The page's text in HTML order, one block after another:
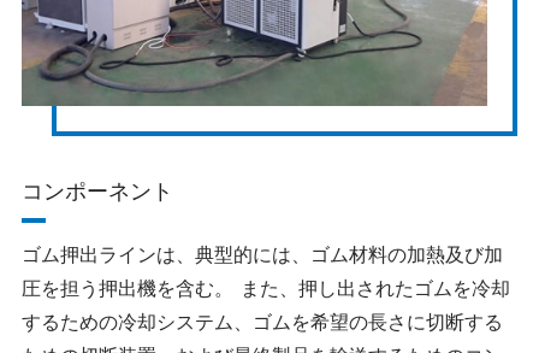
コンポーネント
ゴム押出ラインは、典型的には、ゴム材料の加熱及び加
圧を担う押出機を含む。 また、押し出されたゴムを冷却
するための冷却システム、ゴムを希望の長さに切断する